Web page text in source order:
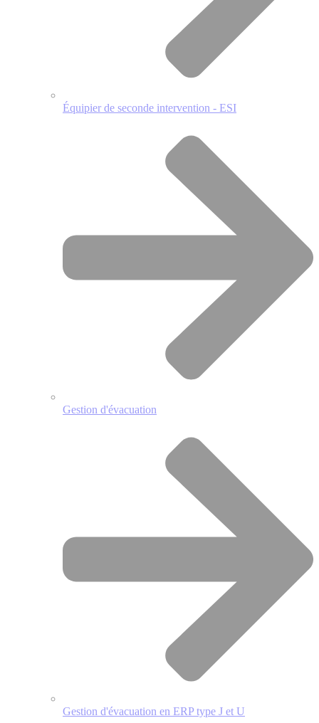
Équipier de seconde intervention - ESI
Gestion d'évacuation
Gestion d'évacuation en ERP type J et U